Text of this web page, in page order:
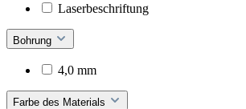
Laserbeschriftung
Bohrung
4,0 mm
Farbe des Materials